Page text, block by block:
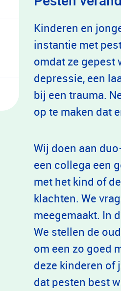
Kinderen en
instantie met
omdat ze gepest
depressie, een
bij een trauma.
op te maken dat
Wij doen aan
een collega een
met het kind of
klachten. We
meegemaakt. In
We stellen de
om een zo goed
deze kinderen of
dat pesten best